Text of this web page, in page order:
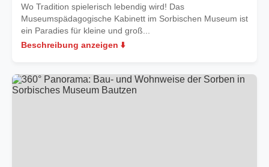
Wo Tradition spielerisch lebendig wird! Das
Museumspädagogische Kabinett im Sorbischen Museum ist
ein Paradies für kleine und groß...
Beschreibung anzeigen ⬇️